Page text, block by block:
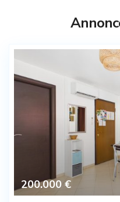
200.000 €